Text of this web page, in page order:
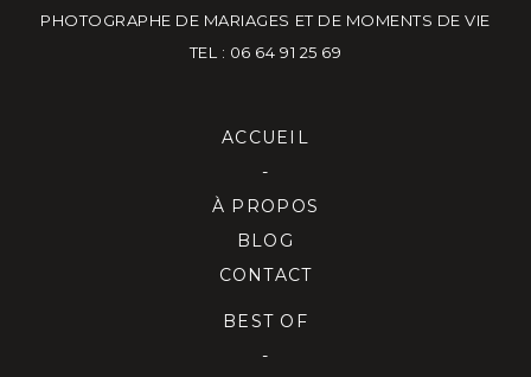
PHOTOGRAPHE DE MARIAGES ET DE MOMENTS DE VIE
TEL : 06 64 91 25 69
ACCUEIL
-
À PROPOS
BLOG
CONTACT
BEST OF
-